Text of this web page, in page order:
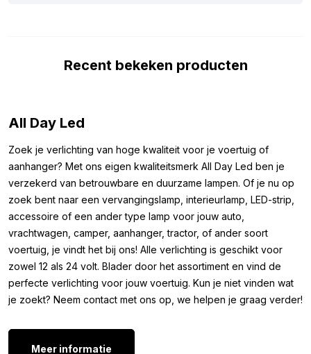
ander soort voer of werktuig wit te verlichten.
Het gaat hier om een inbouw montage lamp, dit wil zeggen dat
u voor de montage een gat dient te maken in uw interieur. De
montage van deze LED lamp zal slechts enkele minuten in
beslag nemen. De totale hoogte van de LED lamp na montage
bedraagt slechts 5 millimeter en is in serie te schakelen. Kortom
deze LED inbouw spot groen is zeer geschikt voor montage
aan de binnenkant van uw voertuig of boot.
Overige kleuren:
Is deze ronde LED lamp met helder glas wel naar wens maar is
de kleur niet de kleur die u zoekt? Weet dan dat deze LED
interieur lamp groen met helder glas ook beschikbaar is in de
Rood
Recent bekeken producten
All Day Led
Zoek je verlichting van hoge kwaliteit voor je voertuig of
aanhanger? Met ons eigen kwaliteitsmerk All Day Led ben je
verzekerd van betrouwbare en duurzame lampen. Of je nu op
zoek bent naar een vervangingslamp, interieurlamp, LED-strip,
accessoire of een ander type lamp voor jouw auto,
vrachtwagen, camper, aanhanger, tractor, of ander soort
voertuig, je vindt het bij ons! Alle verlichting is geschikt voor
zowel 12 als 24 volt. Blader door het assortiment en vind de
perfecte verlichting voor jouw voertuig. Kun je niet vinden wat
je zoekt? Neem contact met ons op, we helpen je graag verder!
Meer informatie